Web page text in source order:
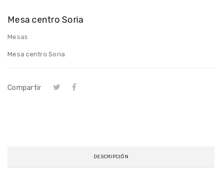
Mesa centro Soria
Mesas
Mesa centro Soria
Compartir
DESCRIPCIÓN